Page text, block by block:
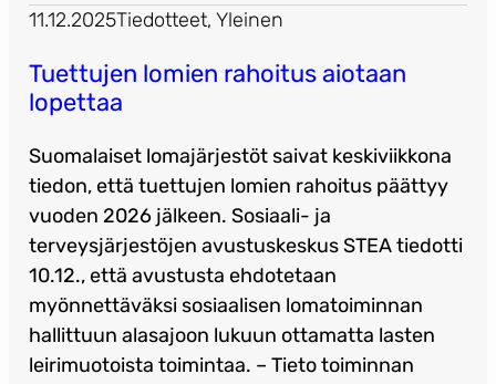
11.12.2025Tiedotteet, Yleinen
Tuettujen lomien rahoitus aiotaan
lopettaa
Suomalaiset lomajärjestöt saivat keskiviikkona
tiedon, että tuettujen lomien rahoitus päättyy
vuoden 2026 jälkeen. Sosiaali- ja
terveysjärjestöjen avustuskeskus STEA tiedotti
10.12., että avustusta ehdotetaan
myönnettäväksi sosiaalisen lomatoiminnan
hallittuun alasajoon lukuun ottamatta lasten
leirimuotoista toimintaa. – Tieto toiminnan